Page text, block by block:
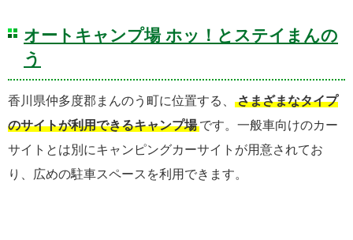
オートキャンプ場 ホッ！とステイまんの
う
香川県仲多度郡まんのう町に位置する、
さまざまなタイプ
のサイトが利用できるキャンプ場 です。一般車向けのカー
サイトとは別にキャンピングカーサイトが用意されてお
り、広めの駐車スペースを利用できます。